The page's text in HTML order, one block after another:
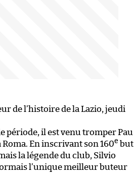
de l’histoire de la Lazio, jeudi
période, il est venu tromper Pau
En inscrivant son 160e but
la légende du club, Silvio
l’unique meilleur buteur